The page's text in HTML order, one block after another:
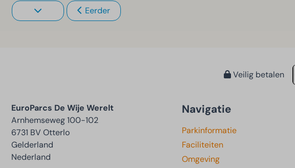
Eerder
Veilig betalen
EuroParcs De Wije Werelt
Arnhemseweg 100-102
6731 BV Otterlo
Gelderland
Nederland
Navigatie
Parkinformatie
Faciliteiten
Omgeving